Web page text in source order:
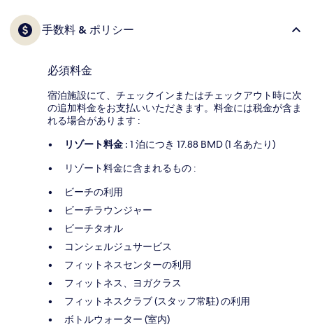
手数料 & ポリシー
必須料金
宿泊施設にて、チェックインまたはチェックアウト時に次
の追加料金をお支払いいただきます。料金には税金が含ま
れる場合があります :
リゾート料金 : 1 泊につき 17.88 BMD (1 名あたり)
リゾート料金に含まれるもの :
ビーチの利用
ビーチラウンジャー
ビーチタオル
コンシェルジュサービス
フィットネスセンターの利用
フィットネス、ヨガクラス
フィットネスクラブ (スタッフ常駐) の利用
ボトルウォーター (室内)